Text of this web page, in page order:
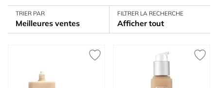
TRIER PAR
Meilleures ventes
FILTRER LA RECHERCHE
Afficher tout